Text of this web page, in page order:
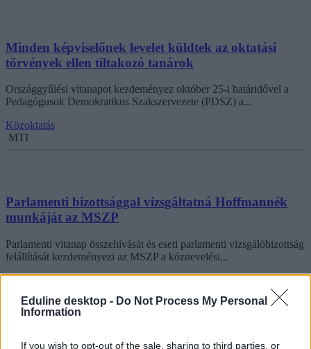
Eduline desktop - Do Not Process My Personal
Information
If you wish to opt-out of the sale, sharing to third parties, or
Minden képviselőnek levelet küldtek az oktatási
törvények ellen tiltakozó tanárok
Országgyűlési vitanapot kezdeményez október 25-i határidővel a
Pedagógusok Demokratikus Szakszervezete (PDSZ) a...
Közoktatás
MTI
Parlamenti bizottsággal vizsgáltatná Hoffmannék
munkáját az MSZP
Parlamenti vitanap összehívását és eseti parlamenti vizsgálóbizottság
felállítását kezdeményezi az MSZP a köznevelési...